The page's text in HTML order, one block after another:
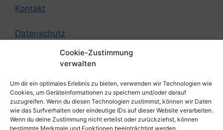
Cookie-Zustimmung
verwalten
Um dir ein optimales Erlebnis zu bieten, verwenden wir Technologien wie
Cookies, um Geräteinformationen zu speichern und/oder darauf
zuzugreifen. Wenn du diesen Technologien zustimmst, können wir Daten
wie das Surfverhalten oder eindeutige IDs auf dieser Website verarbeiten.
Wenn du deine Zustimmung nicht erteilst oder zurückziehst, können
bestimmte Merkmale und Funktionen beeinträchtigt werden.
Kontakt
Datenschutz
© by German Federation of Strength Athletes
Design byPromofox Webdesign aus Cottbus